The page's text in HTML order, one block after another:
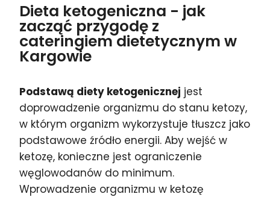
Dieta ketogeniczna - jak
zacząć przygodę z
cateringiem dietetycznym w
Kargowie
Podstawą diety ketogenicznej jest
doprowadzenie organizmu do stanu ketozy,
w którym organizm wykorzystuje tłuszcz jako
podstawowe źródło energii. Aby wejść w
ketozę, konieczne jest ograniczenie
węglowodanów do minimum.
Wprowadzenie organizmu w ketozę